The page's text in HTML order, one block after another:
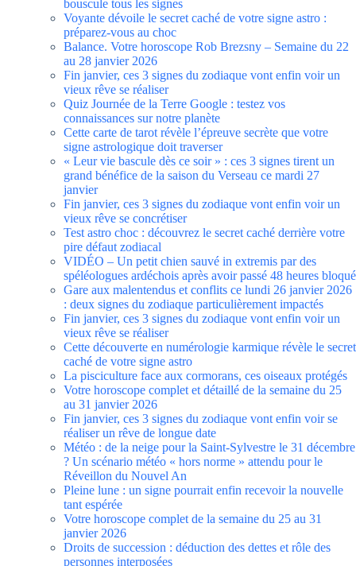
bouscule tous les signes
Voyante dévoile le secret caché de votre signe astro :
préparez-vous au choc
Balance. Votre horoscope Rob Brezsny – Semaine du 22
au 28 janvier 2026
Fin janvier, ces 3 signes du zodiaque vont enfin voir un
vieux rêve se réaliser
Quiz Journée de la Terre Google : testez vos
connaissances sur notre planète
Cette carte de tarot révèle l’épreuve secrète que votre
signe astrologique doit traverser
« Leur vie bascule dès ce soir » : ces 3 signes tirent un
grand bénéfice de la saison du Verseau ce mardi 27
janvier
Fin janvier, ces 3 signes du zodiaque vont enfin voir un
vieux rêve se concrétiser
Test astro choc : découvrez le secret caché derrière votre
pire défaut zodiacal
VIDÉO – Un petit chien sauvé in extremis par des
spéléologues ardéchois après avoir passé 48 heures bloqué
Gare aux malentendus et conflits ce lundi 26 janvier 2026
: deux signes du zodiaque particulièrement impactés
Fin janvier, ces 3 signes du zodiaque vont enfin voir un
vieux rêve se réaliser
Cette découverte en numérologie karmique révèle le secret
caché de votre signe astro
La pisciculture face aux cormorans, ces oiseaux protégés
Votre horoscope complet et détaillé de la semaine du 25
au 31 janvier 2026
Fin janvier, ces 3 signes du zodiaque vont enfin voir se
réaliser un rêve de longue date
Météo : de la neige pour la Saint-Sylvestre le 31 décembre
? Un scénario météo « hors norme » attendu pour le
Réveillon du Nouvel An
Pleine lune : un signe pourrait enfin recevoir la nouvelle
tant espérée
Votre horoscope complet de la semaine du 25 au 31
janvier 2026
Droits de succession : déduction des dettes et rôle des
personnes interposées